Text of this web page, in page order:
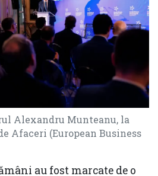
Alexandru Munteanu, la
Afaceri (European Business
au fost marcate de o